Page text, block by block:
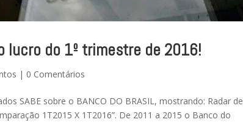
lucro do 1º trimestre de 2016!
| 0 Comentários
SABE sobre o BANCO DO BRASIL, mostrando: Radar de
1T2015 X 1T2016”. De 2011 a 2015 o Banco do